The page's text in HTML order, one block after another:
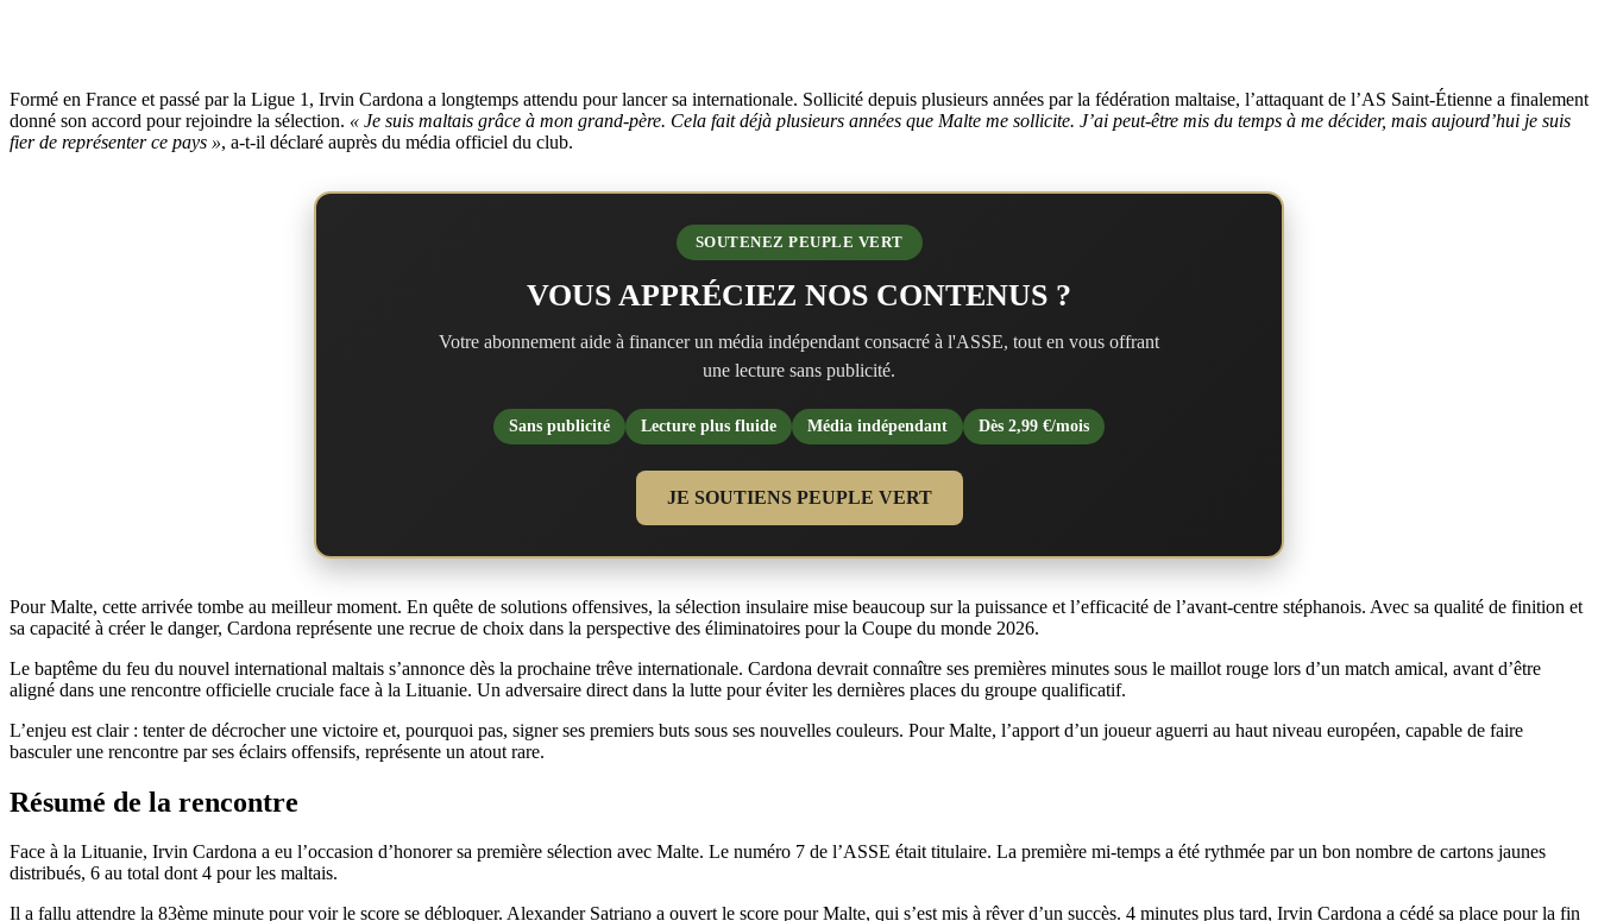
Formé en France et passé par la Ligue 1, Irvin Cardona a longtemps attendu pour lancer sa internationale. Sollicité depuis plusieurs années par la fédération maltaise, l’attaquant de l’AS Saint-Étienne a finalement
donné son accord pour rejoindre la sélection. « Je suis maltais grâce à mon grand-père. Cela fait déjà plusieurs années que Malte me sollicite. J’ai peut-être mis du temps à me décider, mais aujourd’hui je suis
fier de représenter ce pays », a-t-il déclaré auprès du média officiel du club.
SOUTENEZ PEUPLE VERT
VOUS APPRÉCIEZ NOS CONTENUS ?
Votre abonnement aide à financer un média indépendant consacré à l'ASSE, tout en vous offrant
une lecture sans publicité.
Sans publicité Lecture plus fluide Média indépendant Dès 2,99 €/mois
JE SOUTIENS PEUPLE VERT
Pour Malte, cette arrivée tombe au meilleur moment. En quête de solutions offensives, la sélection insulaire mise beaucoup sur la puissance et l’efficacité de l’avant-centre stéphanois. Avec sa qualité de finition et
sa capacité à créer le danger, Cardona représente une recrue de choix dans la perspective des éliminatoires pour la Coupe du monde 2026.
Le baptême du feu du nouvel international maltais s’annonce dès la prochaine trêve internationale. Cardona devrait connaître ses premières minutes sous le maillot rouge lors d’un match amical, avant d’être
aligné dans une rencontre officielle cruciale face à la Lituanie. Un adversaire direct dans la lutte pour éviter les dernières places du groupe qualificatif.
L’enjeu est clair : tenter de décrocher une victoire et, pourquoi pas, signer ses premiers buts sous ses nouvelles couleurs. Pour Malte, l’apport d’un joueur aguerri au haut niveau européen, capable de faire
basculer une rencontre par ses éclairs offensifs, représente un atout rare.
Résumé de la rencontre
Face à la Lituanie, Irvin Cardona a eu l’occasion d’honorer sa première sélection avec Malte. Le numéro 7 de l’ASSE était titulaire. La première mi-temps a été rythmée par un bon nombre de cartons jaunes
distribués, 6 au total dont 4 pour les maltais.
Il a fallu attendre la 83ème minute pour voir le score se débloquer. Alexander Satriano a ouvert le score pour Malte, qui s’est mis à rêver d’un succès. 4 minutes plus tard, Irvin Cardona a cédé sa place pour la fin